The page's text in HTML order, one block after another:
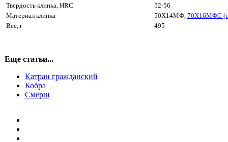
Твердость клинка, HRC
52-56
Материал клинка
50Х14МФ, 70Х16МФС
Вес, г
495
Еще статьи...
Катран гражданский
Кобра
Смерш